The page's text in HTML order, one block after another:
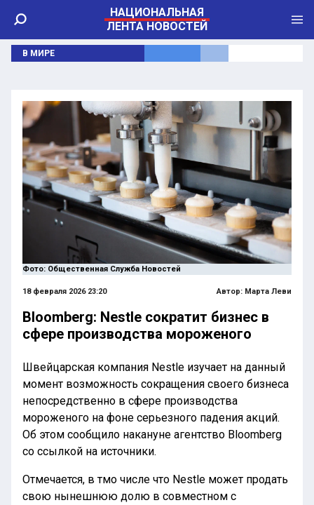
НАЦИОНАЛЬНАЯ
ЛЕНТА НОВОСТЕЙ
В МИРЕ
Фото: Общественная Служба Новостей
18 февраля 2026 23:20 Автор: Марта Леви
Bloomberg: Nestle сократит бизнес в
сфере производства мороженого
Швейцарская компания Nestle изучает на данный
момент возможность сокращения своего бизнеса
непосредственно в сфере производства
мороженого на фоне серьезного падения акций.
Об этом сообщило накануне агентство Bloomberg
со ссылкой на источники.
Отмечается, в тмо числе что Nestle может продать
свою нынешнюю долю в совместном с